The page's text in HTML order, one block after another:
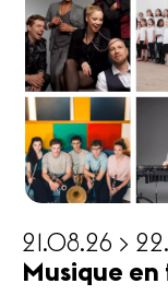
21.08.26 >
Musique